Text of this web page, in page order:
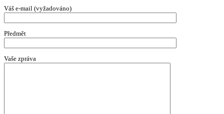
Váš e-mail (vyžadováno)
Předmět
Vaše zpráva